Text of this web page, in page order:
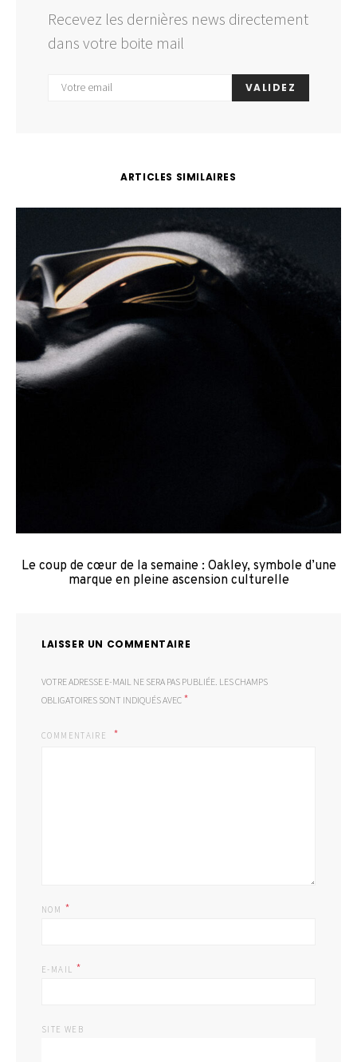
Recevez les dernières news directement
dans votre boite mail
VALIDEZ
ARTICLES SIMILAIRES
Le coup de cœur de la semaine : Oakley, symbole d’une
marque en pleine ascension culturelle
LAISSER UN COMMENTAIRE
VOTRE ADRESSE E-MAIL NE SERA PAS PUBLIÉE. LES CHAMPS
OBLIGATOIRES SONT INDIQUÉS AVEC *
COMMENTAIRE
NOM *
E-MAIL *
SITE WEB